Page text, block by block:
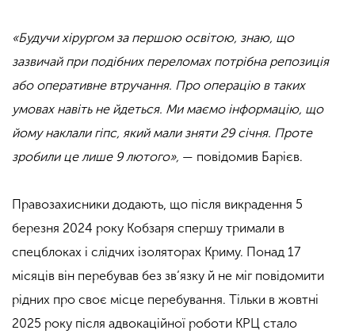
«Будучи хірургом за першою освітою, знаю, що
зазвичай при подібних переломах потрібна репозиція
або оперативне втручання. Про операцію в таких
умовах навіть не йдеться. Ми маємо інформацію, що
йому наклали гіпс, який мали зняти 29 січня. Проте
зробили це лише 9 лютого», — повідомив Барієв.
Правозахисники додають, що після викрадення 5
березня 2024 року Кобзаря спершу тримали в
спецблоках і слідчих ізоляторах Криму. Понад 17
місяців він перебував без зв’язку й не міг повідомити
рідних про своє місце перебування. Тільки в жовтні
2025 року після адвокаційної роботи КРЦ стало